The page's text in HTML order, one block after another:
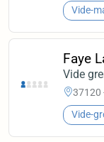
Vide-
Faye
Vide
37120
Vide-